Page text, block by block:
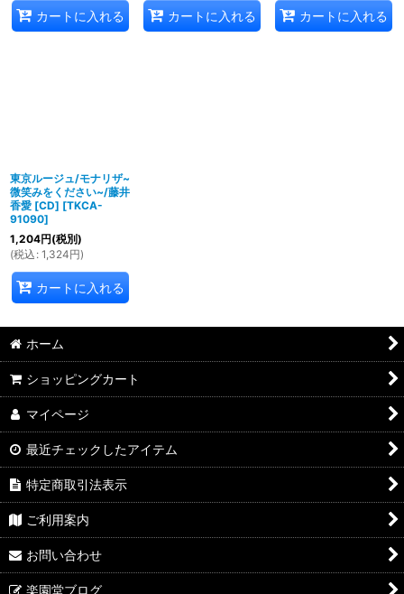
カートに入れる カートに入れる カートに入れる
東京ルージュ/モナリザ~
微笑みをください~/藤井
香愛 [CD] [TKCA-
91090]
1,204円(税別)
(税込 : 1,324円)
カートに入れる
ホーム
ショッピングカート
マイページ
最近チェックしたアイテム
特定商取引法表示
ご利用案内
お問い合わせ
楽園堂ブログ